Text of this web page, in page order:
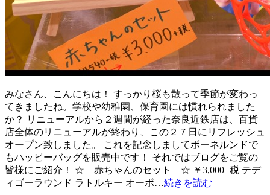
みなさん、こんにちは！ すっかり桜も散って季節が変わっ
てきましたね。学校や幼稚園、保育園には慣れられました
か？ リニューアルから２週間が経った奈良近鉄店は、百貨
店全体のリニューアルが終わり、この２７日にリフレッシュ
オープン致しました。 これを記念しましてボーネルンドで
もハッピーバッグを販売中です！ それではブログをご覧の
皆様にご紹介！ ☆ 赤ちゃんのセット ☆ ￥3,000+税 テデ
ィゴーラウンド ラトルキー オーボ…続きを読む